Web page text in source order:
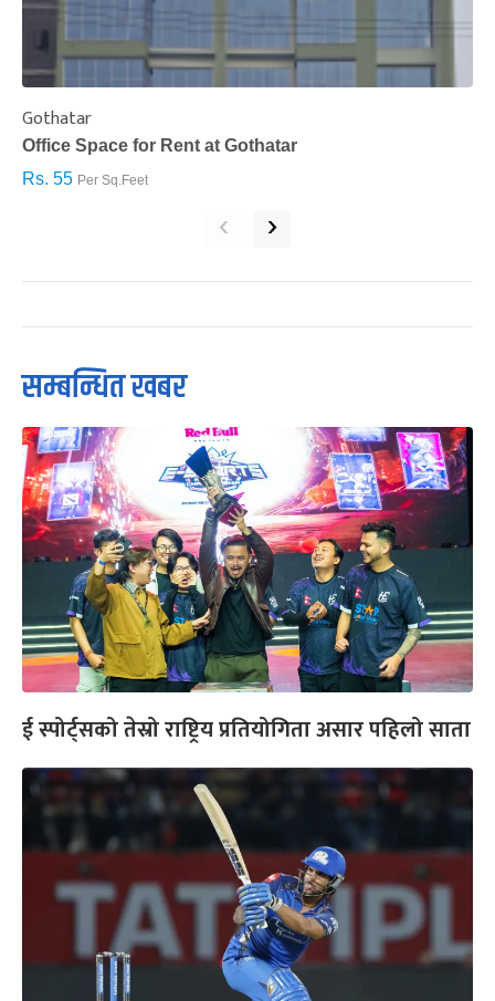
Gothatar
Office Space for Rent at Gothatar
Rs. 55 Per Sq.Feet
‹ ›
सम्बन्धित खबर
ई स्पोर्ट्सको तेस्रो राष्ट्रिय प्रतियोगिता असार पहिलो साता